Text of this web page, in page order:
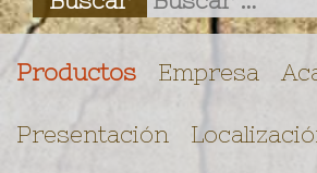
Productos Empresa
Presentación